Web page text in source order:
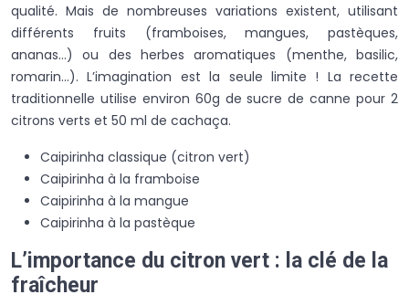
qualité. Mais de nombreuses variations existent, utilisant
différents fruits (framboises, mangues, pastèques,
ananas…) ou des herbes aromatiques (menthe, basilic,
romarin…). L’imagination est la seule limite ! La recette
traditionnelle utilise environ 60g de sucre de canne pour 2
citrons verts et 50 ml de cachaça.
Caipirinha classique (citron vert)
Caipirinha à la framboise
Caipirinha à la mangue
Caipirinha à la pastèque
L’importance du citron vert : la clé de la
fraîcheur